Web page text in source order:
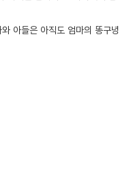
아들은 아직도 엄마의 똥구녕